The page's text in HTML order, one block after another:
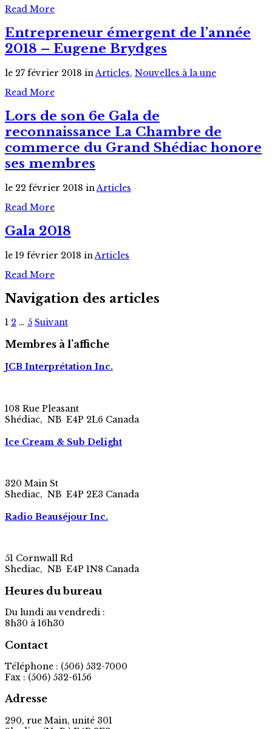
Read More
Entrepreneur émergent de l’année
2018 – Eugene Brydges
le 27 février 2018 inArticles, Nouvelles à la une
Read More
Lors de son 6e Gala de
reconnaissance La Chambre de
commerce du Grand Shédiac honore
ses membres
le 22 février 2018 inArticles
Read More
Gala 2018
le 19 février 2018 in Articles
Read More
Navigation des articles
1 2 … 5 Suivant
Membres à l’affiche
JCB Interprétation Inc.
108 Rue Pleasant
Shédiac, NB E4P 2L6 Canada
Ice Cream & Sub Delight
320 Main St
Shediac, NB E4P 2E3 Canada
Radio Beauséjour Inc.
51 Cornwall Rd
Shediac, NB E4P 1N8 Canada
Heures du bureau
Du lundi au vendredi :
8h30 à 16h30
Contact
Téléphone : (506) 532-7000
Fax : (506) 532-6156
Adresse
290, rue Main, unité 301